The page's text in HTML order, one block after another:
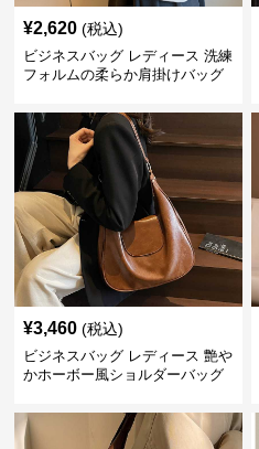
¥2,620 (税込)
ビジネスバッグ レディース 洗練
フォルムの柔らか肩掛けバッグ
¥3,460 (税込)
ビジネスバッグ レディース 艶や
かホーボー風ショルダーバッグ